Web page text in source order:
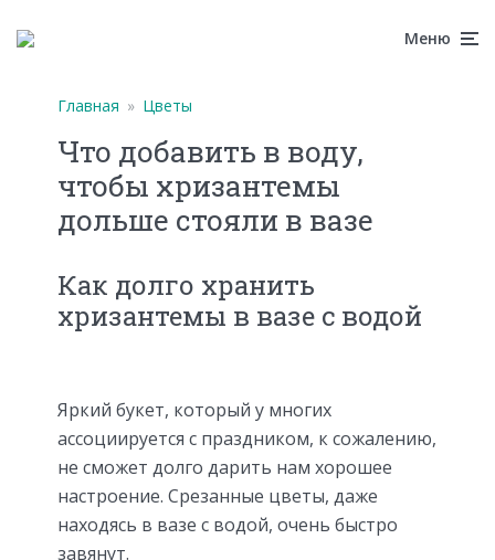
Меню
Главная » Цветы
Что добавить в воду,
чтобы хризантемы
дольше стояли в вазе
Как долго хранить
хризантемы в вазе с водой
Яркий букет, который у многих
ассоциируется с праздником, к сожалению,
не сможет долго дарить нам хорошее
настроение. Срезанные цветы, даже
находясь в вазе с водой, очень быстро
завянут.